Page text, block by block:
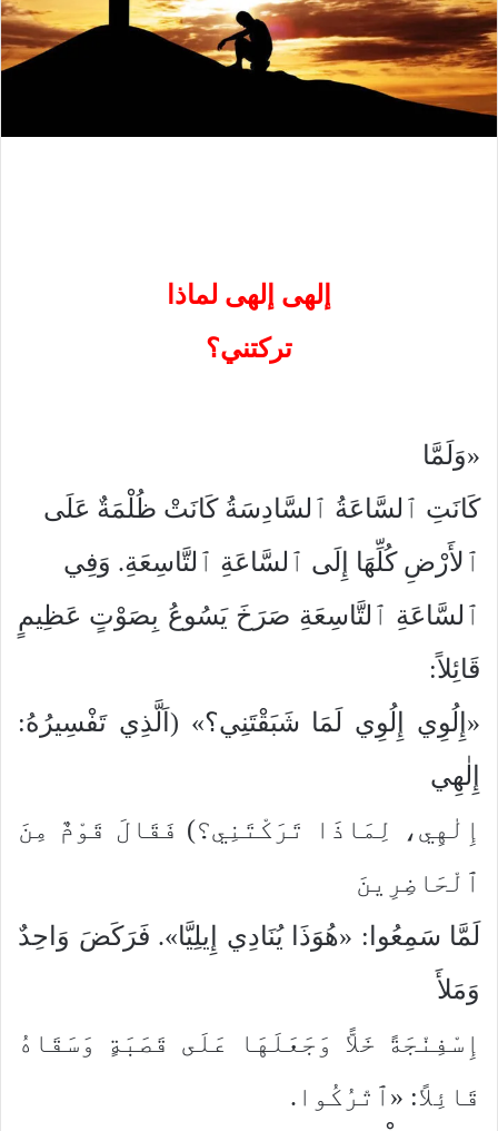
إلهى إلهى لماذا
تركتني؟
«وَلَمَّا
كَانَتِ ٱلسَّاعَةُ ٱلسَّادِسَةُ كَانَتْ ظُلْمَةٌ عَلَى
ٱلأَرْضِ كُلِّهَا إِلَى ٱلسَّاعَةِ ٱلتَّاسِعَةِ. وَفِي
ٱلسَّاعَةِ ٱلتَّاسِعَةِ صَرَخَ يَسُوعُ بِصَوْتٍ عَظِيمٍ
قَائِلاً:
«إِلُوِي إِلُوِي لَمَا شَبَقْتَنِي؟» (اَلَّذِي تَفْسِيرُهُ:
إِلٰهِي
إِلٰهِي، لِمَاذَا تَرَكْتَنِي؟) فَقَالَ قَوْمٌ مِنَ
ٱلْحَاضِرِينَ
لَمَّا سَمِعُوا: «هُوَذَا يُنَادِي إِيلِيَّا». فَرَكَضَ وَاحِدٌ
وَمَلأَ
إِسْفِنْجَةً خَلاًّ وَجَعَلَهَا عَلَى قَصَبَةٍ وَسَقَاهُ
قَائِلاً: «ٱتْرُكُوا.